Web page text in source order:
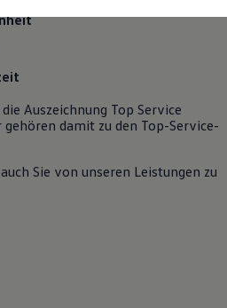
für Gewerbekunden
& Ratgeber
Erlebnisse
& Zubehör
Auszeichnung Top Service
damit zu den Top-Service-
Sie von unseren Leistungen zu